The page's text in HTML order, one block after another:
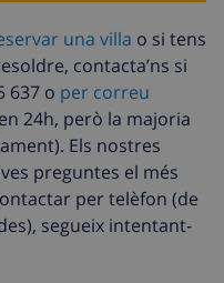
dia , A pagar a
dia , A pagar a
persona , A pagar a
persona , A pagar a
una villa o si tens
contacta’ns si
637 o per correu
24h, però la majoria
Els nostres
preguntes el més
per telèfon (de
segueix intentant-